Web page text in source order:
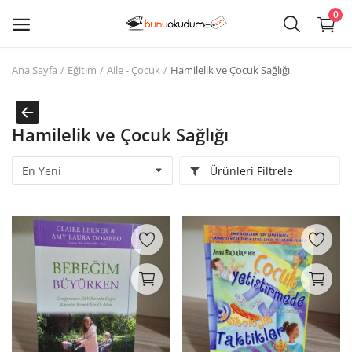
0
Sat
Giriş
Kayıt ol
Edebiyat
Eğitim
Ders - Sınav Kitapları
Çocuk Kitapları
Ana Sayfa Eğitim Aile - Çocuk Hamilelik ve Çocuk Sağlığı
Hamilelik ve Çocuk Sağlığı
Ürünleri Filtrele